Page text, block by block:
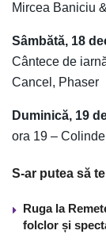
Mircea Baniciu
Sâmbătă, 18
Cântece de
Cancel, Phaser
Duminică, 19
ora 19 –
S-ar putea să
Ruga la
folclor și